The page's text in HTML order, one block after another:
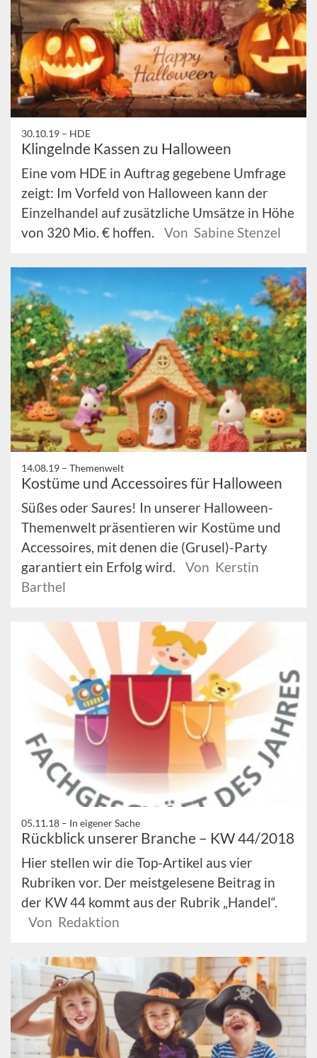
30.10.19 – HDE
Klingelnde Kassen zu Halloween
Eine vom HDE in Auftrag gegebene Umfrage
zeigt: Im Vorfeld von Halloween kann der
Einzelhandel auf zusätzliche Umsätze in Höhe
von 320 Mio. € hoffen.
Von Sabine Stenzel
14.08.19 – Themenwelt
Kostüme und Accessoires für Halloween
Süßes oder Saures! In unserer Halloween-
Themenwelt präsentieren wir Kostüme und
Accessoires, mit denen die (Grusel)-Party
garantiert ein Erfolg wird.
Von Kerstin
Barthel
05.11.18 – In eigener Sache
Rückblick unserer Branche – KW 44/2018
Hier stellen wir die Top-Artikel aus vier
Rubriken vor. Der meistgelesene Beitrag in
der KW 44 kommt aus der Rubrik „Handel“.
Von Redaktion